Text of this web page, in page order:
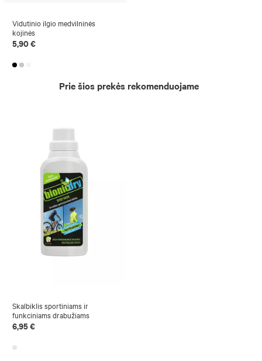
Vidutinio ilgio medvilninės
kojinės
5,90 €
Prie šios prekės rekomenduojame
Skalbiklis sportiniams ir
funkciniams drabužiams
6,95 €